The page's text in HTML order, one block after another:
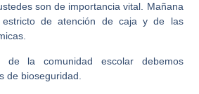
son de importancia vital. Mañana
estricto de atención de caja y de las
de la comunidad escolar debemos
de bioseguridad.